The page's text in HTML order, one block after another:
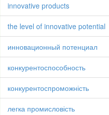
innovative products
the level of innovative potential
инновационный потенциал
конкурентоспособность
конкурентоспроможність
легка промисловість